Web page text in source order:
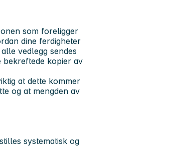
som foreligger
dine ferdigheter
vedlegg sendes
kopier av
at dette kommer
og at mengden av
systematisk og